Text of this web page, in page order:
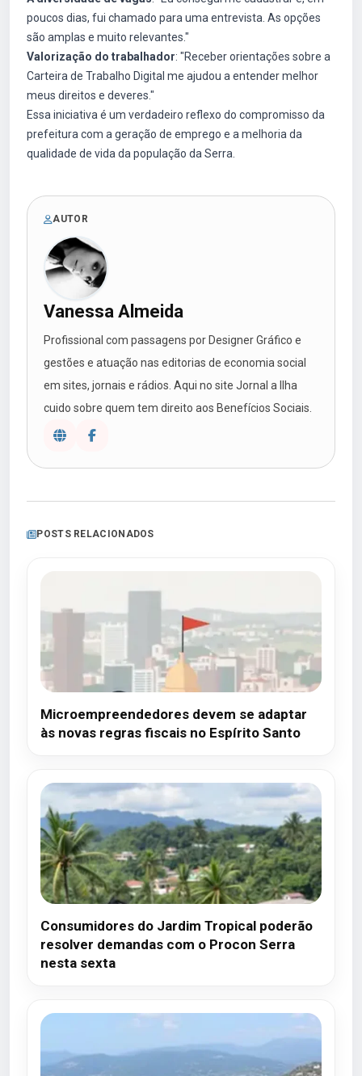
poucos dias, fui chamado para uma entrevista. As opções
são amplas e muito relevantes."
Valorização do trabalhador: "Receber orientações sobre a
Carteira de Trabalho Digital me ajudou a entender melhor
meus direitos e deveres."
Essa iniciativa é um verdadeiro reflexo do compromisso da
prefeitura com a geração de emprego e a melhoria da
qualidade de vida da população da Serra.
AUTOR
Vanessa Almeida
Profissional com passagens por Designer Gráfico e
gestões e atuação nas editorias de economia social
em sites, jornais e rádios. Aqui no site Jornal a Ilha
cuido sobre quem tem direito aos Benefícios Sociais.
POSTS RELACIONADOS
Microempreendedores devem se adaptar
às novas regras fiscais no Espírito Santo
Consumidores do Jardim Tropical poderão
resolver demandas com o Procon Serra
nesta sexta